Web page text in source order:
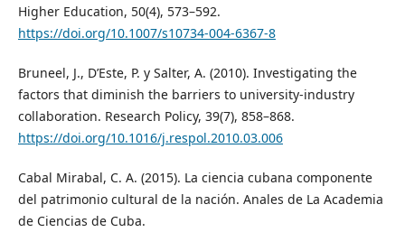
Higher Education, 50(4), 573–592.
https://doi.org/10.1007/s10734-004-6367-8
Bruneel, J., D’Este, P. y Salter, A. (2010). Investigating the
factors that diminish the barriers to university-industry
collaboration. Research Policy, 39(7), 858–868.
https://doi.org/10.1016/j.respol.2010.03.006
Cabal Mirabal, C. A. (2015). La ciencia cubana componente
del patrimonio cultural de la nación. Anales de La Academia
de Ciencias de Cuba.